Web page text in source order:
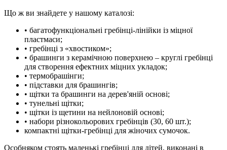
Що ж ви знайдете у нашому каталозі:
• багатофункціональні гребінці-лінійки із міцної
пластмаси;
• гребінці з «хвостиком»;
• брашинги з керамічною поверхнею – круглі гребінці
для створення ефектних міцних укладок;
• термобрашінги;
• підставки для брашингів;
• щітки та брашинги на дерев'яній основі;
• тунельні щітки;
• щітки із щетини на нейлоновій основі;
• набори різнокольорових гребінців (30, 60 шт.);
компактні щітки-гребінці для жіночих сумочок.
Особняком стоять маленькі гребінці для дітей, виконані в